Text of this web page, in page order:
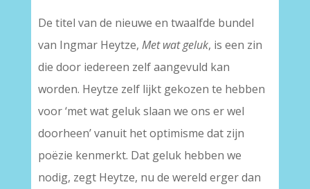
De titel van de nieuwe en twaalfde bundel
van Ingmar Heytze, Met wat geluk, is een zin
die door iedereen zelf aangevuld kan
worden. Heytze zelf lijkt gekozen te hebben
voor ‘met wat geluk slaan we ons er wel
doorheen’ vanuit het optimisme dat zijn
poëzie kenmerkt. Dat geluk hebben we
nodig, zegt Heytze, nu de wereld erger dan